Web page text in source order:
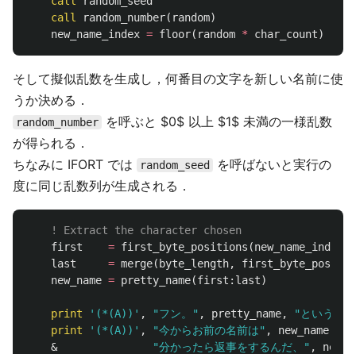
call
random_number( random)
new_name_index = floor( random * char_count)
そして擬似乱数を生成し，何番目の文字を新しい名前に使
うか決める．
random_number
を呼ぶと $0$ 以上 $1$ 未満の一様乱数
が得られる．
ちなみに IFORT では
random_seed
を呼ばないと実行の
度に同じ乱数列が生成される．
! Extract the character chosen
first
= first_byte_positions (new_name_index
last
= merge( byte_length,
new_name = pretty_name(first : last)
print '(*(A))' , "フン。" , pretty_name,
"というの
print
'(*(A))' , "今からお前の名前は" , new_name
&
"分かったら返事をするんだ、" ,